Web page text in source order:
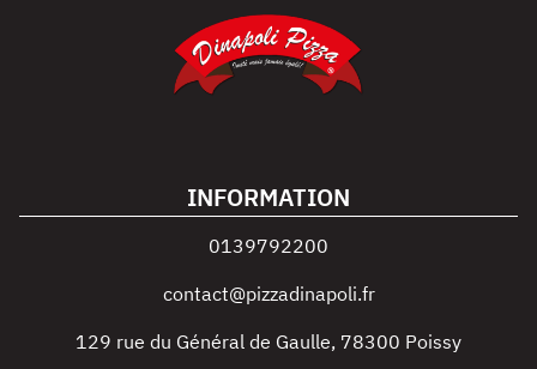
INFORMATION
0139792200
contact@pizzadinapoli.fr
129 rue du Général de Gaulle, 78300 Poissy